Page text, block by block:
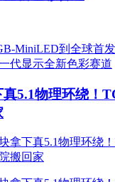
5.1物理环绕！